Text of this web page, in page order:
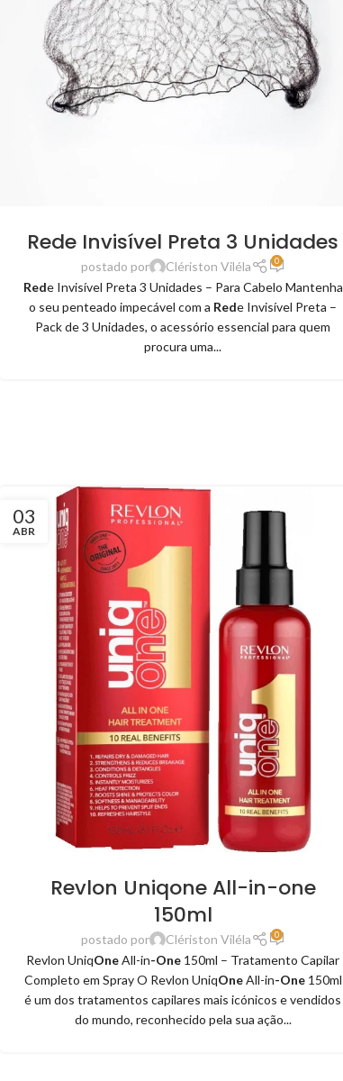
Rede Invisível Preta 3 Unidades
postado por Clériston Viléla 0
Rede Invisível Preta 3 Unidades – Para Cabelo Mantenha
o seu penteado impecável com a Rede Invisível Preta –
Pack de 3 Unidades, o acessório essencial para quem
procura uma...
03
ABR
Revlon Uniqone All-in-one
150ml
postado por Clériston Viléla 0
Revlon UniqOneAll-in-One 150ml – Tratamento Capilar
Completo em Spray O Revlon UniqOneAll-in-One150ml
é um dos tratamentos capilares mais icónicos e vendidos
do mundo, reconhecido pela sua ação...